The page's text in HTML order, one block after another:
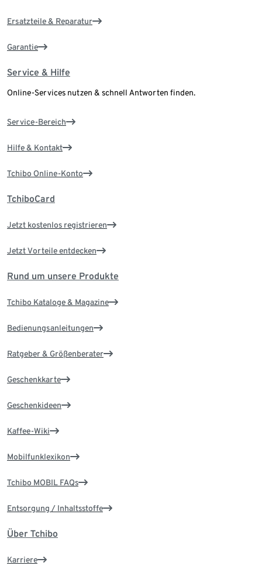
Ersatzteile & Reparatur
Garantie
Service & Hilfe
Online-Services nutzen & schnell Antworten finden.
Service-Bereich
Hilfe & Kontakt
Tchibo Online-Konto
TchiboCard
Jetzt kostenlos registrieren
Jetzt Vorteile entdecken
Rund um unsere Produkte
Tchibo Kataloge & Magazine
Bedienungsanleitungen
Ratgeber & Größenberater
Geschenkkarte
Geschenkideen
Kaffee-Wiki
Mobilfunklexikon
Tchibo MOBIL FAQs
Entsorgung / Inhaltsstoffe
Über Tchibo
Karriere